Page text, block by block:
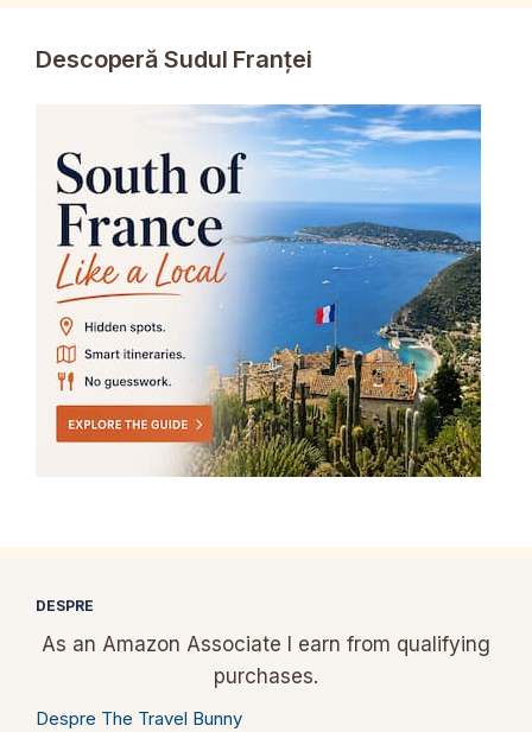
Descoperă Sudul Franței
DESPRE
As an Amazon Associate I earn from qualifying
purchases.
Despre The Travel Bunny